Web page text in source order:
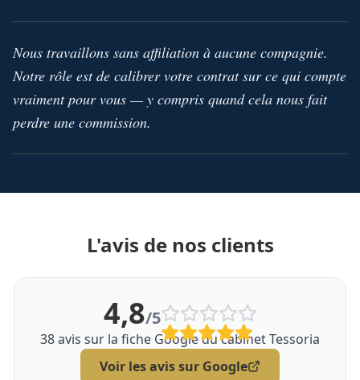
Nous travaillons sans affiliation à aucune compagnie.
Notre rôle est de calibrer votre contrat sur ce qui compte
vraiment pour vous — y compris quand cela nous fait
perdre une commission.
L'avis de nos clients
4,8/5
38avis sur la fiche Google du cabinet Tessoria
Voir les avis sur Google